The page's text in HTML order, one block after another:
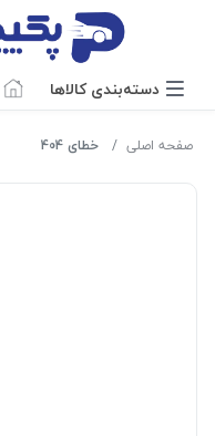
دسته‌بندی‌ کالاها
صفحه اصلی خطای 404